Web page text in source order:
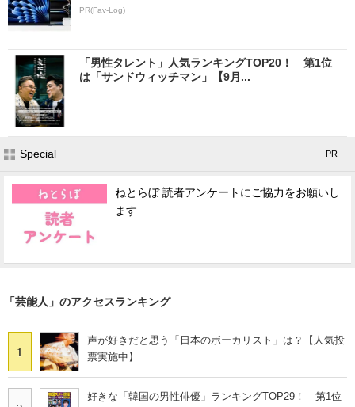
PR(Fav-Log)
「男性タレント」人気ランキングTOP20！ 第1位
は「サンドウィッチマン」【9月...
Special - PR -
ねとらぼ 読者アンケートにご協力をお願いし
ます
「芸能人」のアクセスランキング
1
声が好きだと思う「日本のボーカリスト」は？【人気投
票実施中】
好きな「韓国の男性俳優」ランキングTOP29！ 第1位